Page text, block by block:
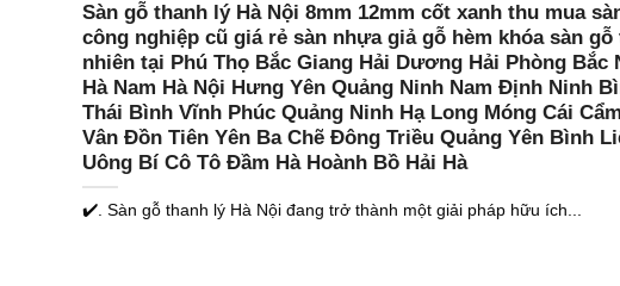
Sàn gỗ thanh lý Hà Nội 8mm 12mm cốt xanh thu mua
công nghiệp cũ giá rẻ sàn nhựa giả gỗ hèm khóa sàn
nhiên tại Phú Thọ Bắc Giang Hải Dương Hải Phòng Bắc
Hà Nam Hà Nội Hưng Yên Quảng Ninh Nam Định Ninh
Thái Bình Vĩnh Phúc Quảng Ninh Hạ Long Móng Cái
Vân Đồn Tiên Yên Ba Chẽ Đông Triều Quảng Yên Bình
Uông Bí Cô Tô Đầm Hà Hoành Bồ Hải Hà
✔️. Sàn gỗ thanh lý Hà Nội đang trở thành một giải pháp hữu ích...